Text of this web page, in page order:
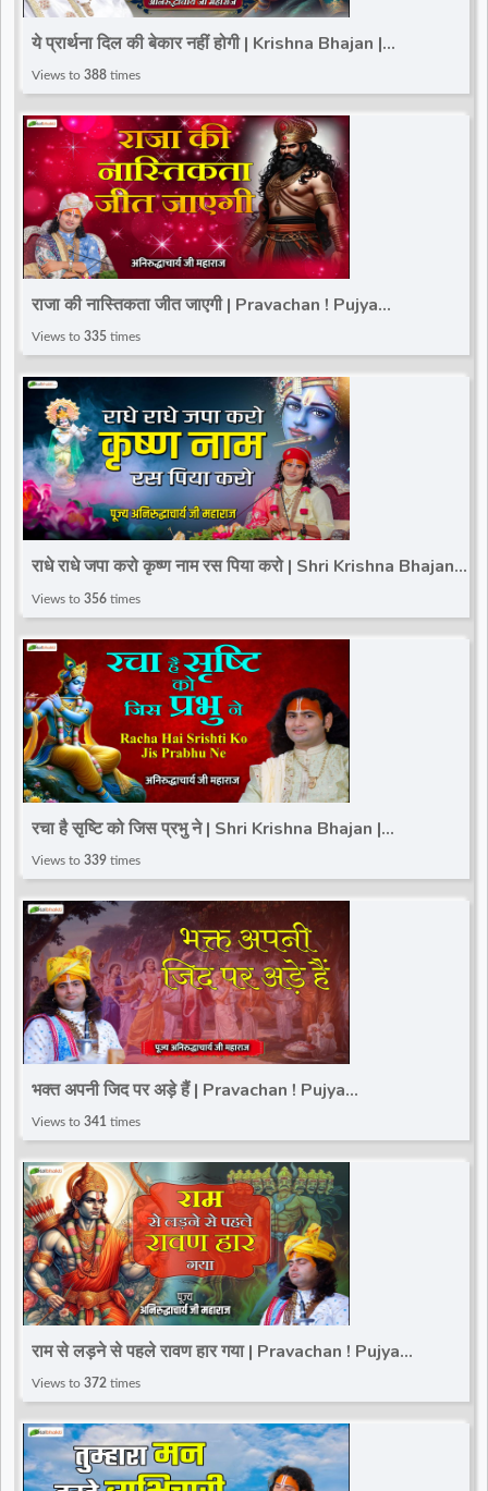
ये प्रार्थना दिल की बेकार नहीं होगी | Krishna Bhajan |
Aniruddhacharya Ji Maharaj~Shyam Bhajan 2025
Views to 388 times
राजा की नास्तिकता जीत जाएगी | Pravachan ! Pujya
Aniruddhacharya Ji Maharaj | Total Bhakti
Views to 335 times
राधे राधे जपा करो कृष्ण नाम रस पिया करो | Shri Krishna Bhajan
2024 | Shri Aniruddhacharya Ji Maharaj
Views to 356 times
रचा है सृष्टि को जिस प्रभु ने | Shri Krishna Bhajan |
Aniruddhacharya Ji Maharaj~Shyam Bhajan 2025
Views to 339 times
भक्त अपनी जिद पर अड़े हैं | Pravachan ! Pujya
Aniruddhacharya Ji Maharaj
Views to 341 times
राम से लड़ने से पहले रावण हार गया | Pravachan ! Pujya
Aniruddhacharya Ji Maharaj
Views to 372 times